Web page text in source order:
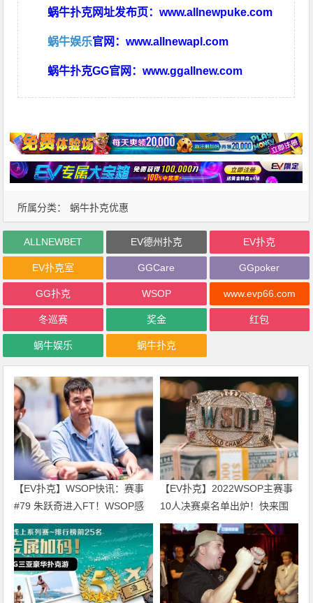
所属分类： 蜗牛扑克优惠
蜗牛扑克网址发布页：www.allnewpuke.com
蜗牛娱乐官网：www.allnewapl.com
蜗牛扑克GG官网：www.ggallnew.com
ALLNEWBET EV德州扑克 EV扑克
EV扑克室 GGCare GGpoker
GG扑克 WSOP www.evp66.com
冬巡赛 奖金 红包
蜗牛娱乐 蜗牛扑克
【EV扑克】WSOP快讯：赛事
#79 朱跃奇进入FT！WSOP感
恩庆、直通车热闹开跑！
【EV扑克】2022WSOP主赛事
10人决赛桌名单出炉！快来围
观！